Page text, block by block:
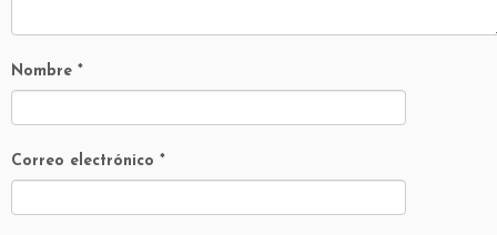
Nombre *
Correo electrónico *